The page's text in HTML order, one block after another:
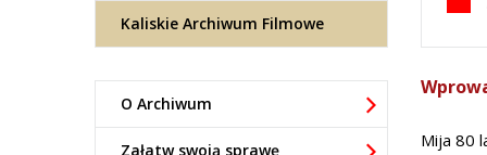
Mija 80
Kaliskie Archiwum Filmowe
O Archiwum
Załatw swoją sprawę